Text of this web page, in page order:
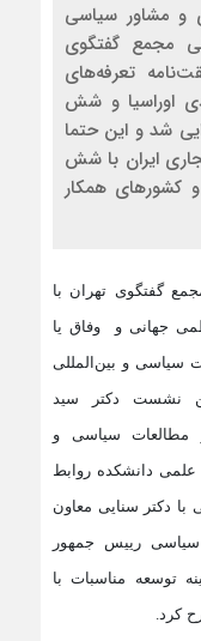
و مشاور سیاسی
مجمع گفتگوی
تعرفه‌های
اوراسیا و شش
شد و این حتما
ایران با شش
و کشورهای همکار
گفتگوی تهران با
جهانی و وفاق یا
سیاسی و بین‌المللی
نشست دکتر سید
مطالعات سیاسی و
علمی دانشکده روابط
دکتر سنایی معاون
رییس جمهور
توسعه مناسبات با
کرد.